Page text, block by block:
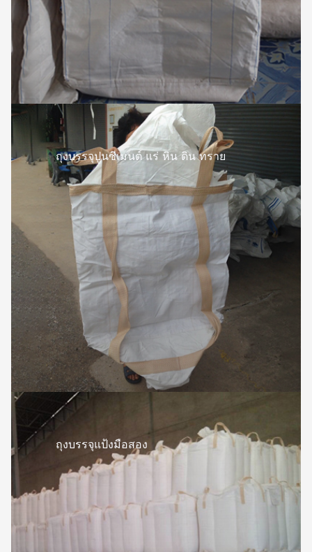
ถุงบรรจุปูนซีเมนต์ แร่ หิน ดิน ทราย
ถุงบรรจุแป้งมือสอง